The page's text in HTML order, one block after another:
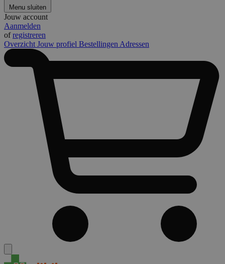
Menu sluiten
Jouw account
Aanmelden
ofregistreren
Overzicht Jouw profiel Bestellingen Adressen